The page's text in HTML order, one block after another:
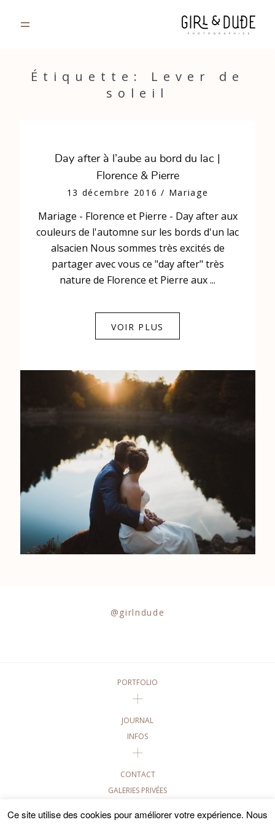
Étiquette: Lever de
soleil
Day after à l’aube au bord du lac |
Florence & Pierre
13 décembre 2016/ Mariage
Mariage - Florence et Pierre - Day after aux
couleurs de l'automne sur les bords d'un lac
alsacien Nous sommes très excités de
partager avec vous ce "day after" très
nature de Florence et Pierre aux ...
VOIR PLUS
JOURNAL
CONTACT
GALERIES PRIVÉES
Strasbourg, France
0684841343
@girlndude
PORTFOLIO
JOURNAL
INFOS
CONTACT
GALERIES PRIVÉES
©2020 GIRL AND DUDE PHOTOGRAPHIES • TOUTES LES
Ce site utilise des cookies pour améliorer votre expérience. Nous